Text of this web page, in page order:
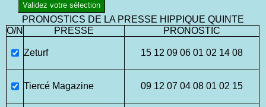
Validez votre sélection
PRONOSTICS DE LA PRESSE HIPPIQUE QUINTE
O/N
PRESSE PRONOSTIC
Zeturf 15 12 09 06 01 02 14 08
Tiercé Magazine 09 12 07 04 08 01 02 15